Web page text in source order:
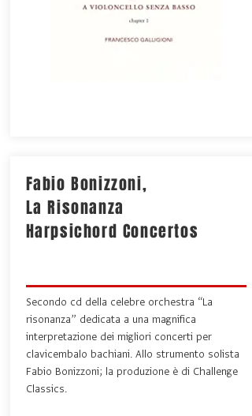
Fabio Bonizzoni,
La Risonanza
Harpsichord Concertos
Secondo cd della celebre orchestra “La
risonanza” dedicata a una magnifica
interpretazione dei migliori concerti per
clavicembalo bachiani. Allo strumento solista
Fabio Bonizzoni; la produzione è di Challenge
Classics.